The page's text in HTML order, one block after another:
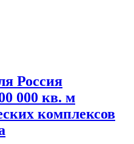
Россия
000 кв. м
комплексов